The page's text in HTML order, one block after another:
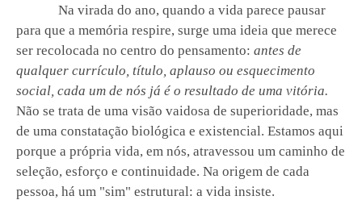
Na virada do ano, quando a vida parece pausar
para que a memória respire, surge uma ideia que merece
ser recolocada no centro do pensamento:antes de
qualquer currículo, título, aplauso ou esquecimento
social, cada um de nós já é o resultado de uma vitória.
Não se trata de uma visão vaidosa de superioridade, mas
de uma constatação biológica e existencial. Estamos aqui
porque a própria vida, em nós, atravessou um caminho de
seleção, esforço e continuidade. Na origem de cada
pessoa, há um "sim" estrutural: a vida insiste.